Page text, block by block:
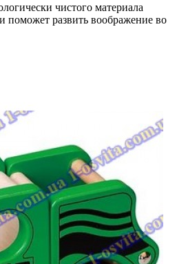
чистого материала
поможет развить воображение во